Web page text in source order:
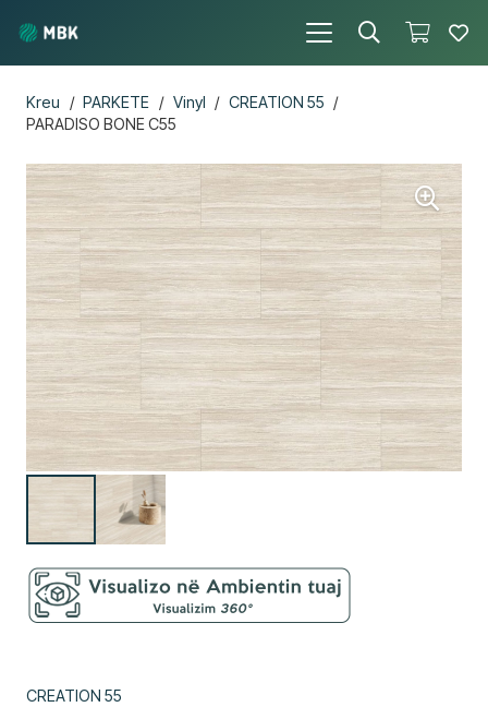
Kreu / PARKETE / Vinyl / CREATION 55 /
PARADISO BONE C55
CREATION 55